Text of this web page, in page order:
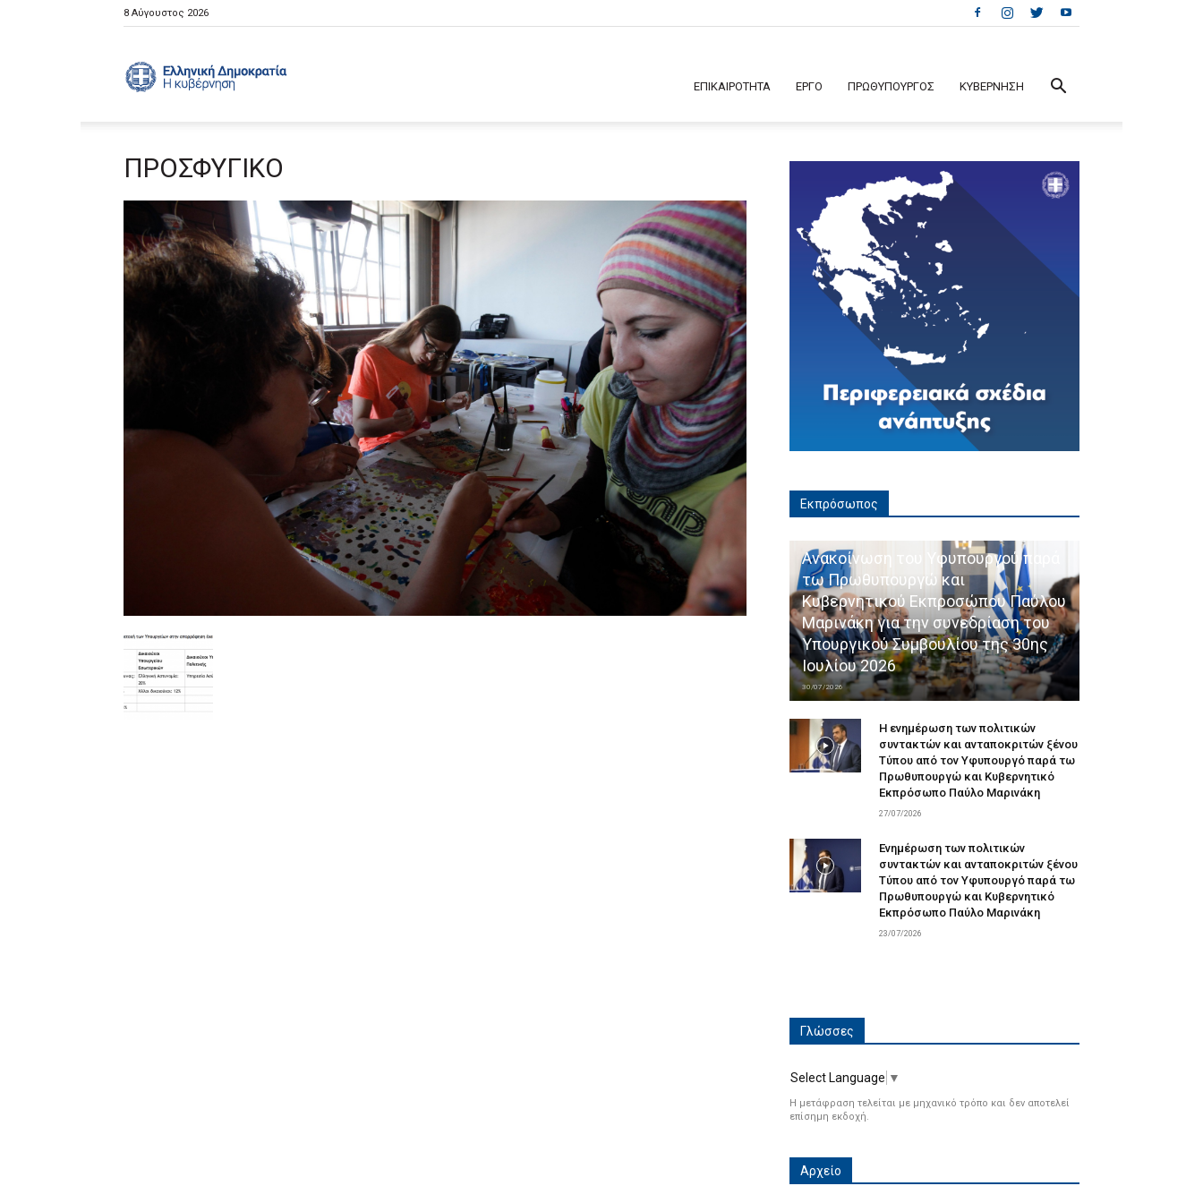
8 Αύγουστος 2026
ΕΠΙΚΑΙΡΟΤΗΤΑ ΕΡΓΟ ΠΡΩΘΥΠΟΥΡΓΟΣ ΚΥΒΕΡΝΗΣΗ
ΠΡΟΣΦΥΓΙΚΟ
Εκπρόσωπος
Ανακοίνωση του Υφυπουργού παρά
τω Πρωθυπουργώ και
Κυβερνητικού Εκπροσώπου Παύλου
Μαρινάκη για την συνεδρίαση του
Υπουργικού Συμβουλίου της 30ης
Ιουλίου 2026
30/07/2026
Η ενημέρωση των πολιτικών
συντακτών και ανταποκριτών ξένου
Τύπου από τον Υφυπουργό παρά τω
Πρωθυπουργώ και Κυβερνητικό
Εκπρόσωπο Παύλο Μαρινάκη
27/07/2026
Ενημέρωση των πολιτικών
συντακτών και ανταποκριτών ξένου
Τύπου από τον Υφυπουργό παρά τω
Πρωθυπουργώ και Κυβερνητικό
Εκπρόσωπο Παύλο Μαρινάκη
23/07/2026
Γλώσσες
Select Language ▼
Η μετάφραση τελείται με μηχανικό τρόπο και δεν αποτελεί
επίσημη εκδοχή.
Αρχείο